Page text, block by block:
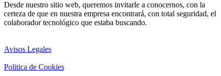
Desde nuestro sitio web, queremos invitarle a conocernos, con la
certeza de que en nuestra empresa encontrará, con total seguridad, el
colaborador tecnológico que estaba buscando.
Avisos Legales
Politica de Cookies